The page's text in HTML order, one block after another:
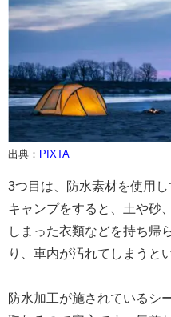
出典： PIXTA
3つ目は、防水素材を使用し
キャンプをすると、土や砂
しまった衣類などを持ち帰
り、車内が汚れてしまうと
防水加工が施されているシ